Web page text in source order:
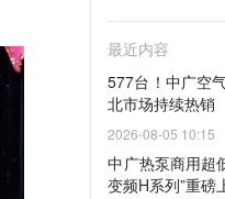
最近内容
577台！中广空
北市场持续热销
2026-08-05 10:15
中广热泵商用超
变频H系列”重磅